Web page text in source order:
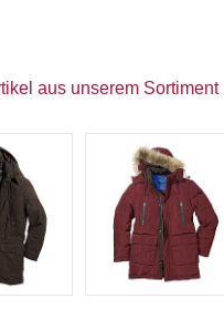
aus unserem Sortiment